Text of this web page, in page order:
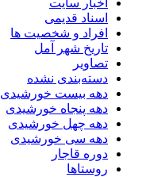
اخبار سایت
اسناد قدیمی
افراد و شخصیت ها
تاریخ شهر آمل
تصاویر
دسته‌بندی نشده
دهه بیست خورشیدی
دهه پنجاه خورشیدی
دهه چهل خورشیدی
دهه سی خورشیدی
دوره قاجار
روستاها